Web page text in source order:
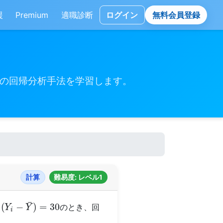
Premium 適職診断 ログイン 無料会員登録
帰分析手法を学習します。
計算 難易度: レベル1
Yi− ¯)= のとき、回